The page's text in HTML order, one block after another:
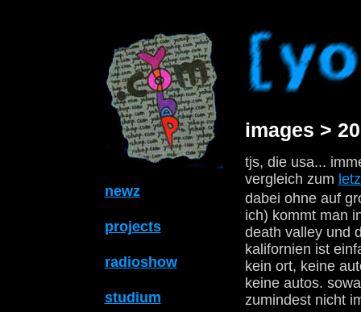
newz
projects
radioshow
studium
images >
tjs, die usa...
vergleich zum
dabei ohne auf
ich) kommt man
death valley und
kalifornien ist
kein ort, keine
keine autos.
zumindest nicht